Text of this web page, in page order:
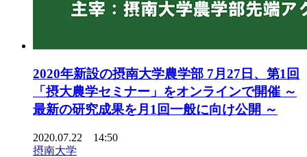
2020年新設の摂南大学農学部 7月27日、第1回
「摂大農学セミナー」をオンラインで開催 ～
最新の研究成果を月1回一般に向け公開 ～
2020.07.22 14:50
摂南大学